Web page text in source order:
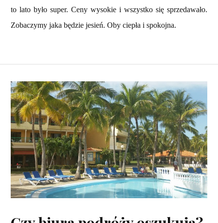
to lato było super. Ceny wysokie i wszystko się sprzedawało.
Zobaczymy jaka będzie jesień. Oby ciepła i spokojna.